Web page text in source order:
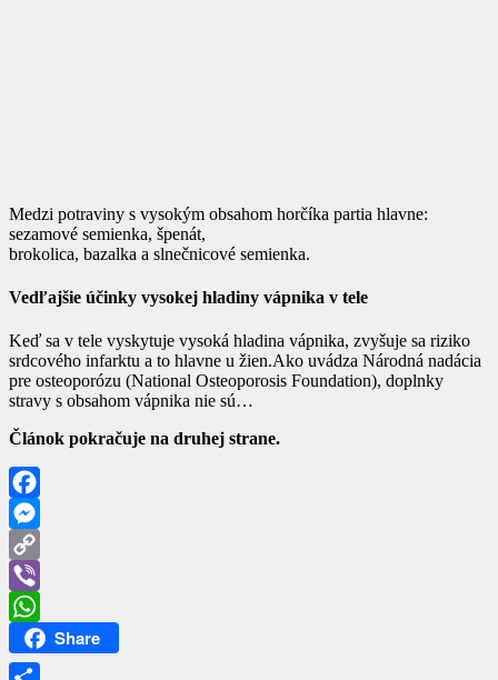
Medzi potraviny s vysokým obsahom horčíka partia hlavne:
sezamové semienka, špenát,
brokolica, bazalka a slnečnicové semienka.
Vedľajšie účinky vysokej hladiny vápnika v tele
Keď sa v tele vyskytuje vysoká hladina vápnika, zvyšuje sa riziko
srdcového infarktu a to hlavne u žien.Ako uvádza Národná nadácia
pre osteoporózu (National Osteoporosis Foundation), doplnky
stravy s obsahom vápnika nie sú…
Článok pokračuje na druhej strane.
Facebook
Messenger
Copy
Link
Viber
WhatsApp
Share